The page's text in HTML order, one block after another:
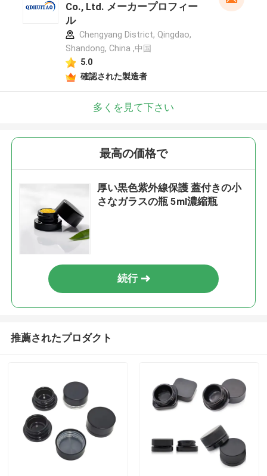
Co., Ltd. メーカープロフィー
ル
Chengyang District, Qingdao,
Shandong, China ,中国
5.0
確認された製造者
多くを見て下さい
最高の価格で
厚い黒色紫外線保護 蓋付きの小
さなガラスの瓶 5ml濃縮瓶
続行
推薦されたプロダクト